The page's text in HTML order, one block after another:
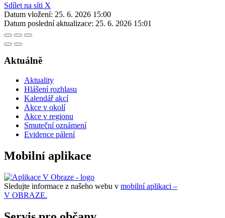
Sdílet na síti X
Datum vložení: 25. 6. 2026 15:00
Datum poslední aktualizace: 25. 6. 2026 15:01
Aktuálně
Aktuality
Hlášení rozhlasu
Kalendář akcí
Akce v okolí
Akce v regionu
Smuteční oznámení
Evidence pálení
Mobilní aplikace
Sledujte informace z našeho webu v mobilní aplikaci –
V OBRAZE.